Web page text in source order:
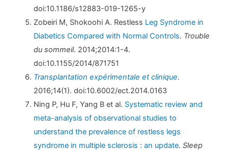
doi:10.1186/s12883-019-1265-y
Zobeiri M, Shokoohi A. Restless Leg Syndrome in
Diabetics Compared with Normal Controls. Trouble
du sommeil. 2014;2014:1-4.
doi:10.1155/2014/871751
Transplantation expérimentale et clinique.
2016;14(1). doi:10.6002/ect.2014.0163
Ning P, Hu F, Yang B et al. Systematic review and
meta-analysis of observational studies to
understand the prevalence of restless legs
syndrome in multiple sclerosis : an update.Sleep